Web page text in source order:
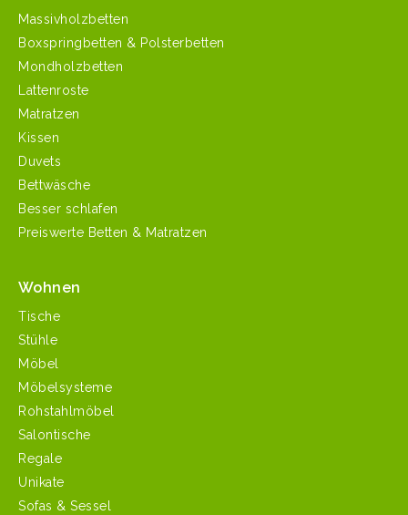
Massivholzbetten
Boxspringbetten & Polsterbetten
Mondholzbetten
Lattenroste
Matratzen
Kissen
Duvets
Bettwäsche
Besser schlafen
Preiswerte Betten & Matratzen
Wohnen
Tische
Stühle
Möbel
Möbelsysteme
Rohstahlmöbel
Salontische
Regale
Unikate
Sofas & Sessel